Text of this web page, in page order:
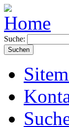
Suche: